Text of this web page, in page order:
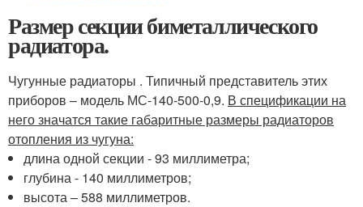
Размер секции биметаллического
радиатора.
Чугунные радиаторы . Типичный представитель этих
приборов – модель МС-140-500-0,9. В спецификации на
него значатся такие габаритные размеры радиаторов
отопления из чугуна:
длина одной секции - 93 миллиметра;
глубина - 140 миллиметров;
высота – 588 миллиметров.